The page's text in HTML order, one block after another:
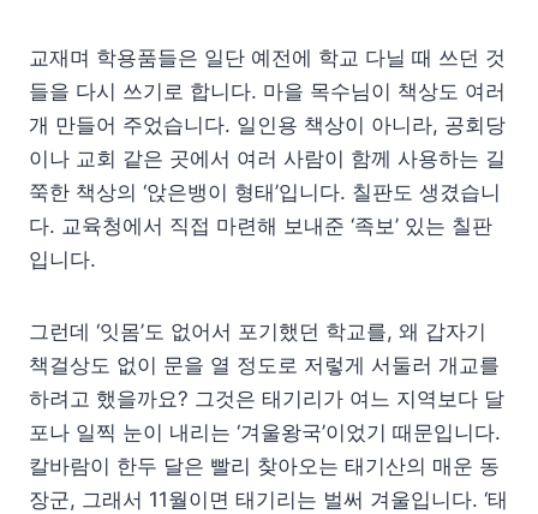
교재며 학용품들은 일단 예전에 학교 다닐 때 쓰던 것
들을 다시 쓰기로 합니다. 마을 목수님이 책상도 여러
개 만들어 주었습니다. 일인용 책상이 아니라, 공회당
이나 교회 같은 곳에서 여러 사람이 함께 사용하는 길
쭉한 책상의 ‘앉은뱅이 형태’입니다. 칠판도 생겼습니
다. 교육청에서 직접 마련해 보내준 ‘족보’ 있는 칠판
입니다.
그런데 ‘잇몸’도 없어서 포기했던 학교를, 왜 갑자기
책걸상도 없이 문을 열 정도로 저렇게 서둘러 개교를
하려고 했을까요? 그것은 태기리가 여느 지역보다 달
포나 일찍 눈이 내리는 ‘겨울왕국’이었기 때문입니다.
칼바람이 한두 달은 빨리 찾아오는 태기산의 매운 동
장군, 그래서 11월이면 태기리는 벌써 겨울입니다. ‘태